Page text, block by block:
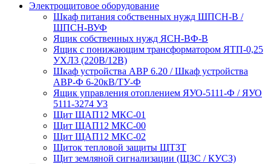
Электрощитовое оборудование
Шкаф питания собственных нужд ШПСН-В /
ШПСН-ВУФ
Ящик собственных нужд ЯСН-ВФ-В
Ящик с понижающим трансформатором ЯТП-0,25
УХЛ3 (220В/12В)
Шкаф устройства АВР 6.20 / Шкаф устройства
АВР-Ф 6-20кВ/ТУ-Ф
Ящик управления отоплением ЯУО-5111-Ф / ЯУО
5111-3274 У3
Щит ЩАП12 МКС-01
Щит ЩАП12 МКС-00
Щит ЩАП12 МКС-02
Щиток тепловой защиты ЩТЗТ
Щит земляной сигнализации (ЩЗС / КУСЗ)